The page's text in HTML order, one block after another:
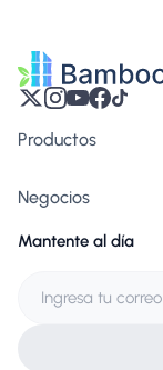
Productos
Negocios
Mantente al día